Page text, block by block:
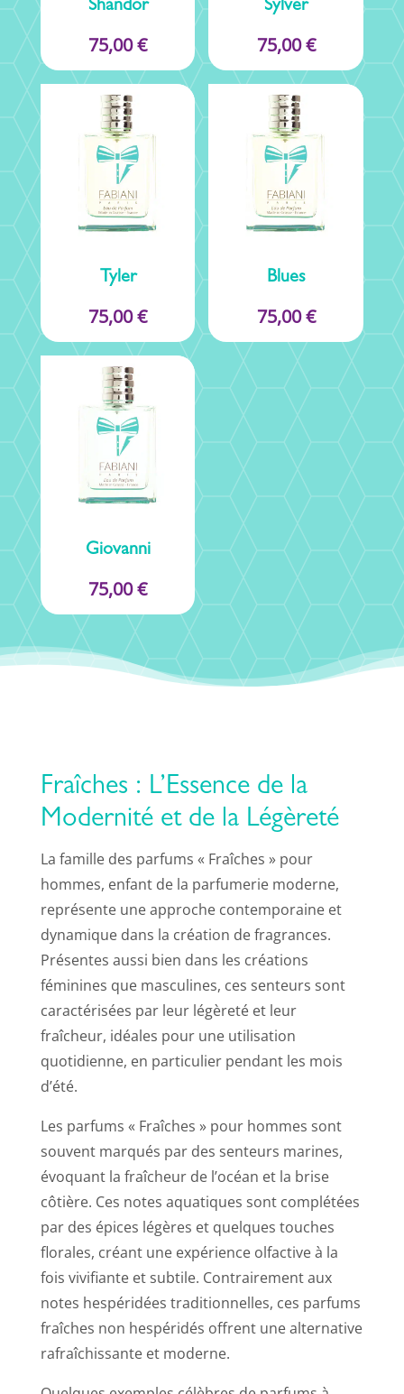
Shandor
75,00€
Sylver
75,00€
Tyler
75,00€
Blues
75,00€
Giovanni
75,00€
Fraîches : L’Essence de la
Modernité et de la Légèreté
La famille des parfums « Fraîches » pour
hommes, enfant de la parfumerie moderne,
représente une approche contemporaine et
dynamique dans la création de fragrances.
Présentes aussi bien dans les créations
féminines que masculines, ces senteurs sont
caractérisées par leur légèreté et leur
fraîcheur, idéales pour une utilisation
quotidienne, en particulier pendant les mois
d’été.
Les parfums « Fraîches » pour hommes sont
souvent marqués par des senteurs marines,
évoquant la fraîcheur de l’océan et la brise
côtière. Ces notes aquatiques sont complétées
par des épices légères et quelques touches
florales, créant une expérience olfactive à la
fois vivifiante et subtile. Contrairement aux
notes hespéridées traditionnelles, ces parfums
fraîches non hespéridés offrent une alternative
rafraîchissante et moderne.